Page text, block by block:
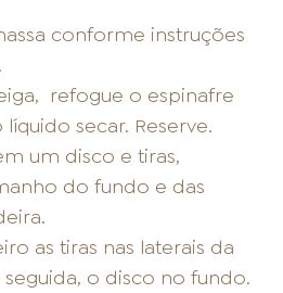
conforme instruções
refogue o espinafre
secar. Reserve.
um disco e tiras,
do fundo e das
as tiras nas laterais da
seguida, o disco no fundo.